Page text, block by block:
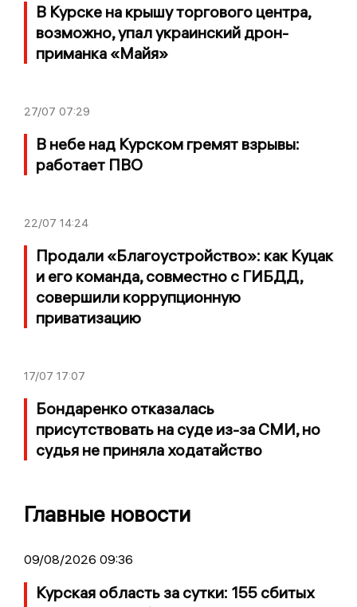
В Курске на крышу торгового центра,
возможно, упал украинский дрон-
приманка «Майя»
27/07 07:29
В небе над Курском гремят взрывы:
работает ПВО
22/07 14:24
Продали «Благоустройство»: как Куцак
и его команда, совместно с ГИБДД,
совершили коррупционную
приватизацию
17/07 17:07
Бондаренко отказалась
присутствовать на суде из-за СМИ, но
судья не приняла ходатайство
Главные новости
09/08/2026 09:36
Курская область за сутки: 155 сбитых